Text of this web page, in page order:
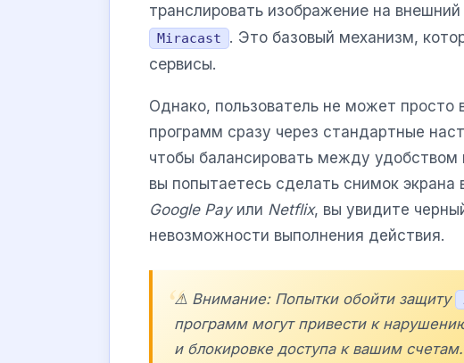
транслировать изображение на
Miracast
. Это базовый механизм,
сервисы.
Однако, пользователь не может просто
программ сразу через стандартные
чтобы балансировать между удобством
вы попытаетесь сделать снимок
Google Payили Netflix, вы увидите
невозможности выполнения действия.
⚠️ Внимание: Попытки обойти защиту
программ могут привести к
и блокировке доступа к вашим счетам.